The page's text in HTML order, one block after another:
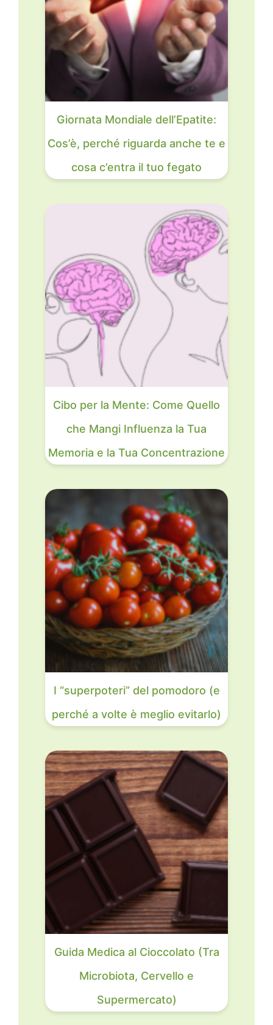
Giornata Mondiale dell’Epatite:
Cos’è, perché riguarda anche te e
cosa c’entra il tuo fegato
Cibo per la Mente: Come Quello
che Mangi Influenza la Tua
Memoria e la Tua Concentrazione
I “superpoteri” del pomodoro (e
perché a volte è meglio evitarlo)
Guida Medica al Cioccolato (Tra
Microbiota, Cervello e
Supermercato)